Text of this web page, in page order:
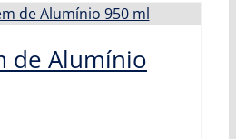
de Alumínio